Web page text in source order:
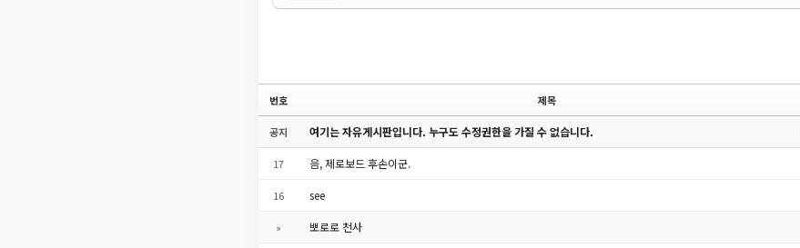
번호 제목
공지 여기는 자유게시판입니다. 누구도 수정권한을 가질 수 없습니다.
17 음, 제로보드 후손이군.
16 see
» 뽀로로 천사